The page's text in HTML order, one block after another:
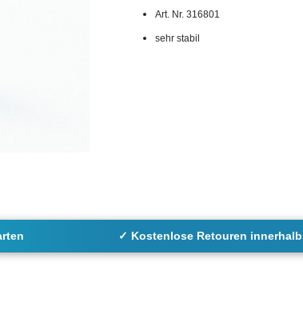
Art. Nr. 316801
sehr stabil
✓ Kostenlose Retouren innerhalb